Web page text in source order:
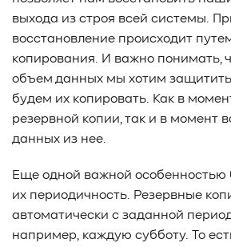
выхода из строя всей системы.
восстановление происходит
копирования. И важно понимать,
объем данных мы хотим
будем их копировать. Как в
резервной копии, так и в момент
данных из нее.
Еще одной важной особенностью
их периодичность. Резервные
автоматически с заданной
например, каждую субботу. То